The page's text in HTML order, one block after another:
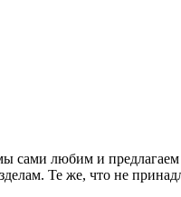
сами любим и предлагаем
Те же, что не